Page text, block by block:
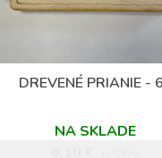
Obľúbené
DREVENÉ PRIANIE -
NA SKLADE